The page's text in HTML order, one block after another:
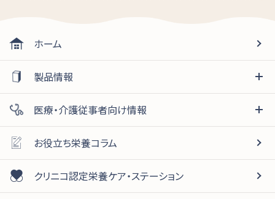
ホーム
製品情報
医療・介護従事者向け情報
お役立ち栄養コラム
クリニコ認定栄養ケア・ステーション